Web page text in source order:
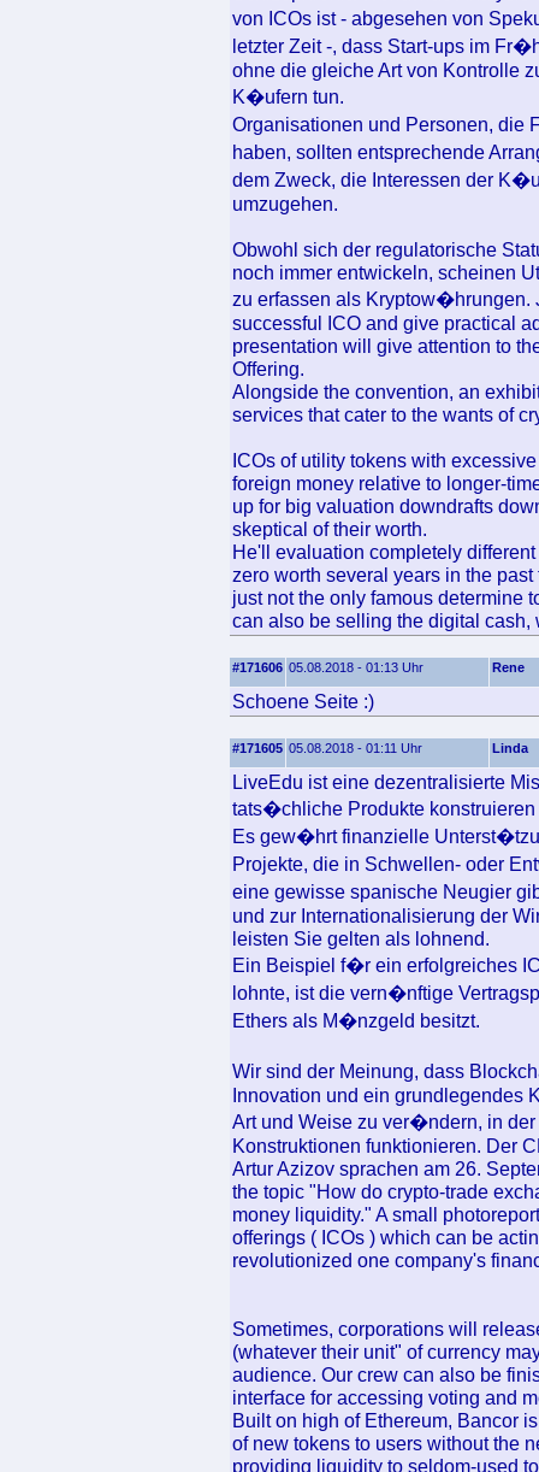
von ICOs ist - abgesehen von
letzter Zeit -, dass Start-ups im
ohne die gleiche Art von Kontrolle
K�ufern tun.
Organisationen und Personen, die
haben, sollten entsprechende
dem Zweck, die Interessen der
umzugehen.
Obwohl sich der regulatorische
noch immer entwickeln, scheinen
zu erfassen als Kryptow�hrungen.
successful ICO and give practical
presentation will give attention to
Offering.
Alongside the convention, an
services that cater to the wants of
ICOs of utility tokens with
foreign money relative to longer-
up for big valuation downdrafts
skeptical of their worth.
He'll evaluation completely
zero worth several years in the
just not the only famous determine
can also be selling the digital
#171606 05.08.2018 - 01:13 Uhr Rene
Schoene Seite :)
#171605 05.08.2018 - 01:11 Uhr Linda
LiveEdu ist eine dezentralisierte
tats�chliche Produkte
Es gew�hrt finanzielle
Projekte, die in Schwellen- oder
eine gewisse spanische Neugier
und zur Internationalisierung der
leisten Sie gelten als lohnend.
Ein Beispiel f�r ein erfolgreiches
lohnte, ist die vern�nftige
Ethers als M�nzgeld besitzt.
Wir sind der Meinung, dass
Innovation und ein grundlegendes
Art und Weise zu ver�ndern, in
Konstruktionen funktionieren. Der
Artur Azizov sprachen am 26.
the topic "How do crypto-trade
money liquidity." A small
offerings ( ICOs ) which can be
revolutionized one company's
Sometimes, corporations will
(whatever their unit" of currency
audience. Our crew can also be
interface for accessing voting and
Built on high of Ethereum, Bancor
of new tokens to users without the
providing liquidity to seldom-used